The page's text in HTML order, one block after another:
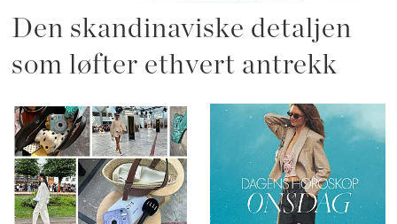
Den skandinaviske detaljen
som løfter ethvert antrekk